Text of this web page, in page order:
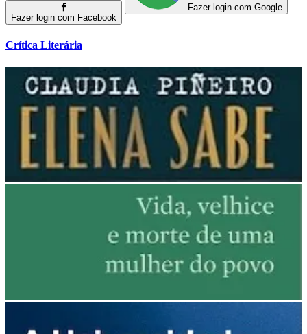
Fazer login com Facebook
Fazer login com Google
Crítica Literária